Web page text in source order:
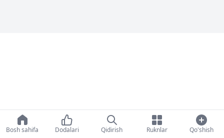
Bosh sahifa Dodalari Qidirish Ruknlar Qo'shish